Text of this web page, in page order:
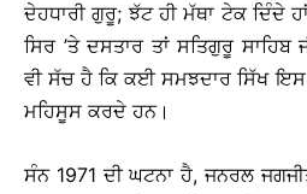
ਦੇਹਧਾਰੀ ਗੁਰੂ; ਝੱਟ ਹੀ ਮੱਥਾ ਟੇਕ ਦਿੰਦੇ
ਸਿਰ ’ਤੇ ਦਸਤਾਰ ਤਾਂ ਸਤਿਗੁਰੂ
ਵੀ ਸੱਚ ਹੈ ਕਿ ਕਈ ਸਮਝਦਾਰ ਸਿੱਖ
ਮਹਿਸੂਸ ਕਰਦੇ ਹਨ।
ਸੰਨ 1971 ਦੀ ਘਟਨਾ ਹੈ, ਜਨਰਲ